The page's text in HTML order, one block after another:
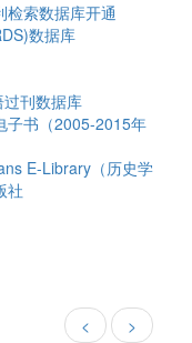
检索数据库开通
数据库
刊数据库
子书（2005-2015年
E-Library（历史学
社
< >